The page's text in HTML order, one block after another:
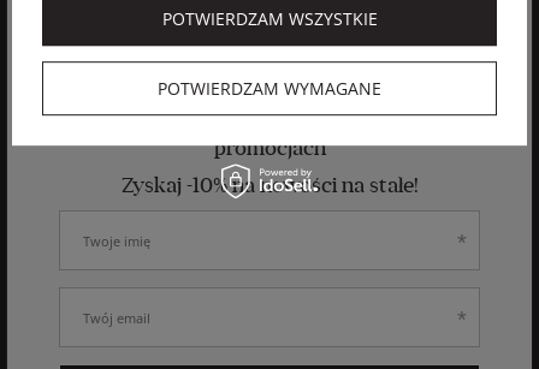
Zapisz się do newslettera
aby otrzymywać informacje o nowościach i
promocjach
Zyskaj -10% na nowości na stałe!
POTWIERDZAM WYMAGANE
POTWIERDZAM WSZYSTKIE